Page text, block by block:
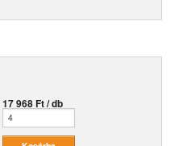
17 968 Ft / db